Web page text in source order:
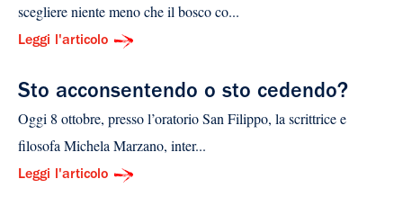
scegliere niente meno che il bosco co...
Leggi l'articolo
Sto acconsentendo o sto cedendo?
Oggi 8 ottobre, presso l’oratorio San Filippo, la scrittrice e
filosofa Michela Marzano, inter...
Leggi l'articolo